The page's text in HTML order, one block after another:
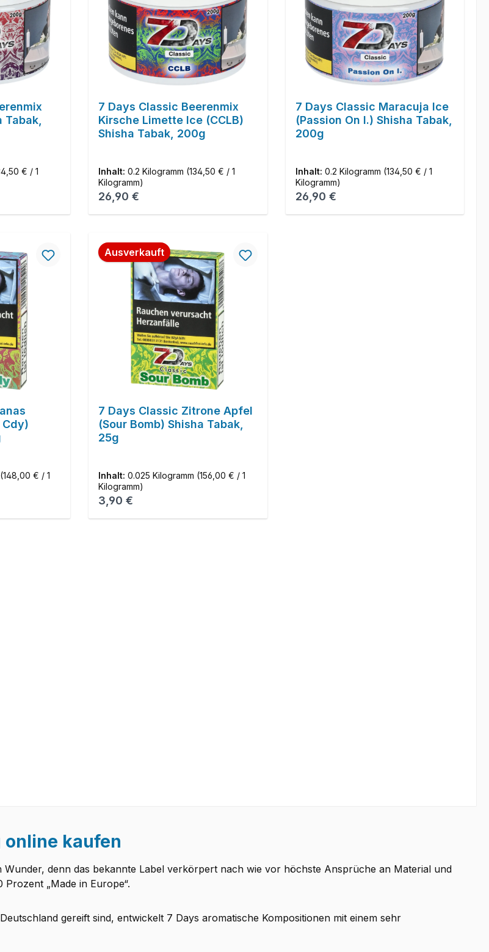
Tabak,
€ / 1
7 Days Classic Beerenmix
Kirsche Limette Ice (CCLB)
Shisha Tabak, 200g
Inhalt:0.2 Kilogramm (134,50 € / 1
Kilogramm)
Regulärer Preis:
26,90 €
7 Days Classic Maracuja Ice
(Passion On I.) Shisha Tabak,
200g
Inhalt: 0.2 Kilogramm (134,50 € / 1
Kilogramm)
Regulärer Preis:
26,90 €
Cdy)
(148,00 € / 1
Ausverkauft
7 Days Classic Zitrone Apfel
(Sour Bomb) Shisha Tabak,
25g
Inhalt:0.025 Kilogramm (156,00 € / 1
Kilogramm)
Regulärer Preis:
3,90 €
online kaufen
denn das bekannte Label verkörpert nach wie vor höchste Ansprüche an Material und
„Made in Europe“.
gereift sind, entwickelt 7 Days aromatische Kompositionen mit einem sehr